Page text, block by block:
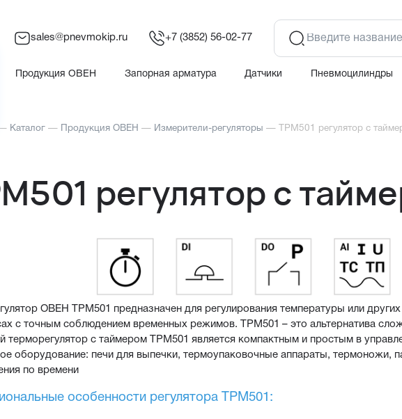
sales@pnevmokip.ru +7 (3852) 56-02-77
Продукция ОВЕН Запорная арматура Датчики Пневмоцилиндры
Каталог — Продукция ОВЕН — Измерители-регуляторы — ТРМ501 регулятор с
регулятор с
ОВЕН ТРМ501 предназначен для регулирования температуры или
с точным соблюдением временных режимов. ТРМ501 – это альтернатива
терморегулятор с таймером ТРМ501 является компактным и простым в
оборудование: печи для выпечки, термоупаковочные аппараты, термоножи,
по времени
особенности регулятора ТРМ501: